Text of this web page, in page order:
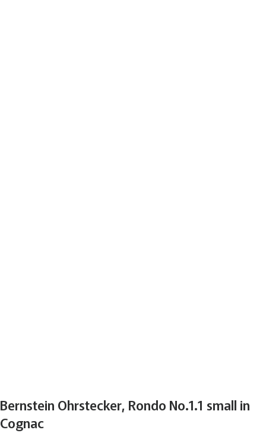
Bernstein Ohrstecker, Rondo No.1.1 small in
Cognac